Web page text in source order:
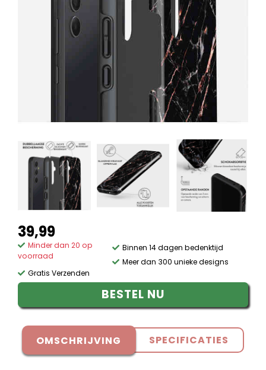
39,99
Minder dan 20 op
voorraad
Gratis Verzenden
Binnen 14 dagen bedenktijd
Meer dan 300 unieke designs
BESTEL NU
OMSCHRIJVING SPECIFICATIES